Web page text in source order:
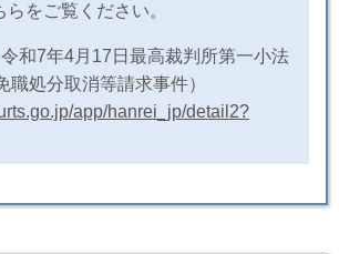
をご覧ください。
令和7年4月 17 日最高裁判所第一小法
職処分取消等請求事件）
app/hanrei_jp/detail2?